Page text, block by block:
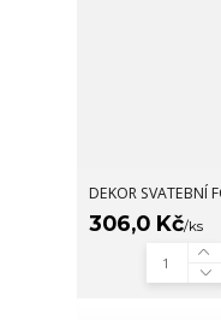
DEKOR SVATEBNÍ
306,0 Kč/ks